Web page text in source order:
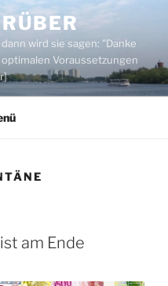
wird sie sagen: "Danke
Voraussetzungen
am Ende